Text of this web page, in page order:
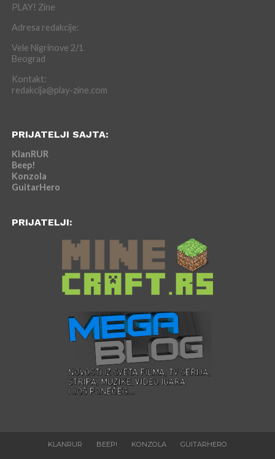
PLAY! Zine
Adresa redakcije:
Vele Nigrinove 2/1
Beograd
Kontakt:
redakcija@play-zine.com
PRIJATELJI SAJTA:
KlanRUR
Beep!
Konzola
GuitarHero
PRIJATELJI:
KLANRUR BEEP! KONZOLA GUITARHERO